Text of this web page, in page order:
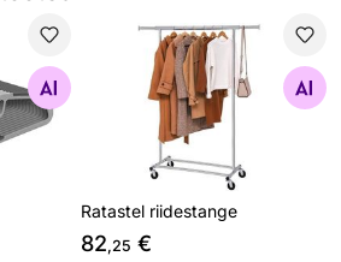
komplekt 20tkRatastel riidestange
Otsi sarnaseid
Ratastel riidestange
82,25 €